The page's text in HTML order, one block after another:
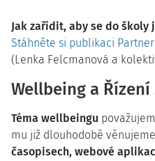
Jak zařídit, aby se do
Stáhněte si publikaci
(Lenka Felcmanová a
Wellbeing a
Téma wellbeingu
mu již dlouhodobě věnujeme
časopisech, webové